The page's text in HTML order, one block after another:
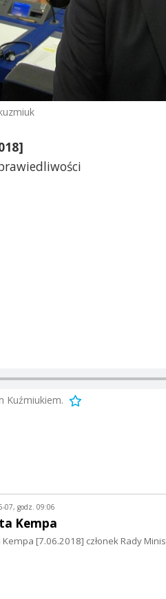
Kuźmiukiem.
07, godz. 09:06
Kempa
Kempa [7.06.2018] członek Rady